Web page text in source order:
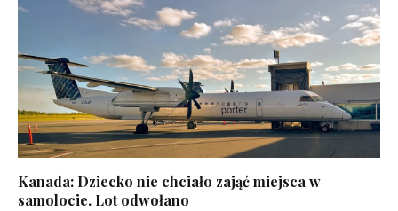
Kanada: Dziecko nie chciało zająć miejsca w
samolocie. Lot odwołano